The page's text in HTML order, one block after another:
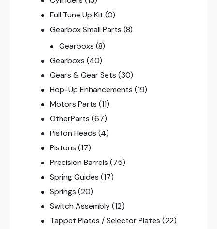
Full Tune Up Kit (0)
Gearbox Small Parts (8)
Gearboxs (8)
Gearboxs (40)
Gears & Gear Sets (30)
Hop-Up Enhancements (19)
Motors Parts (11)
OtherParts (67)
Piston Heads (4)
Pistons (17)
Precision Barrels (75)
Spring Guides (17)
Springs (20)
Switch Assembly (12)
Tappet Plates / Selector Plates (22)